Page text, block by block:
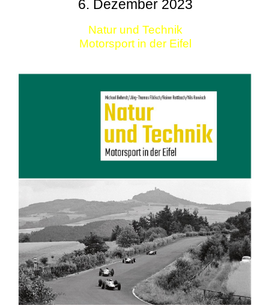
6. Dezember 2023
Natur und Technik
Motorsport in der Eifel